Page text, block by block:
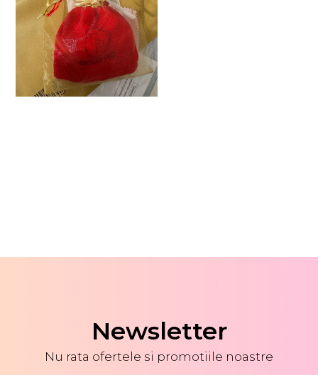
Newsletter
Nu rata ofertele si promotiile noastre